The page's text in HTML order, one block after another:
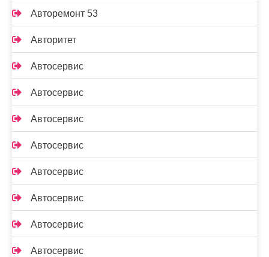
Авторемонт 53
Авторитет
Автосервис
Автосервис
Автосервис
Автосервис
Автосервис
Автосервис
Автосервис
Автосервис